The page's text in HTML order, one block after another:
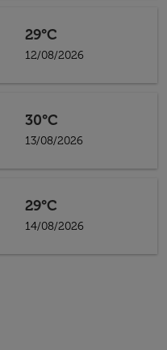
29°C
12/08/2026
30°C
13/08/2026
29°C
14/08/2026